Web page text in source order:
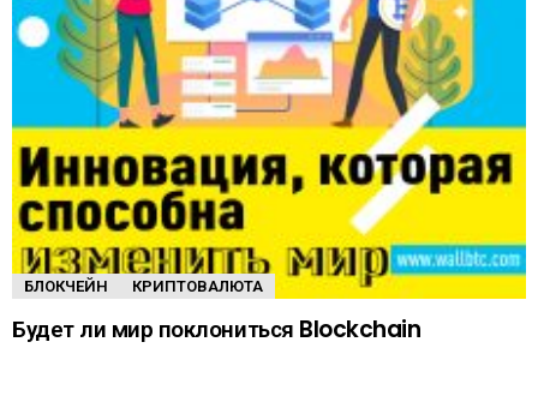
БЛОКЧЕЙН КРИПТОВАЛЮТА
Будет ли мир поклониться Blockchain